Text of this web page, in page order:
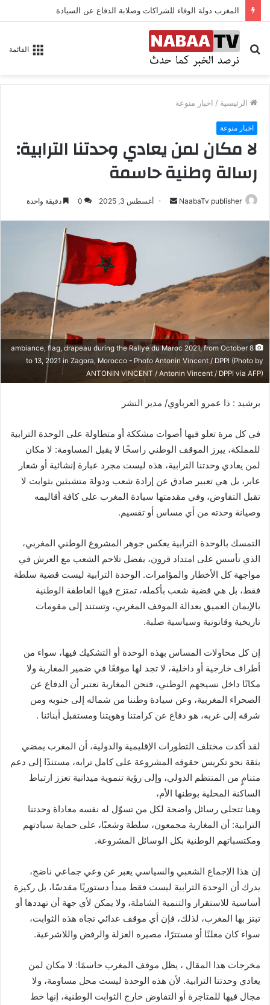
المغرب دولة الوفاء للشراكات وصلابة الدفاع عن السيادة
القائمة
بحث
عن
الرئيسية / اخبار منوعة
اخبار منوعة
لا مكان لمن يعادي وحدتنا الترابية:
رسالة وطنية حاسمة
NaabaTv publisher
ي
د
ا
إ
ل
ك
ت
و
ي
ا
أغسطس 3, 2025 0 دقيقة واحدة
ambiance, flag, drapeau during the Rallye du Maroc 2021, from October 8
to 13, 2021 in Zagora, Morocco - Photo Antonin Vincent / DPPI (Photo by
ANTONIN VINCENT / Antonin Vincent / DPPI via AFP)
برشيد : ذا عمرو العرباوي/ مدير النشر
في كل مرة تعلو فيها أصوات مشككة أو متطاولة على الوحدة الترابية
للمملكة، يبرز الموقف الوطني راسخًا لا يقبل المساومة: لا مكان
لمن يعادي وحدتنا الترابية، هذه ليست مجرد عبارة إنشائية أو شعار
عابر، بل هي تعبير صادق عن إرادة شعب ودولة متشبثين بثوابت لا
تقبل التفاوض، وفي مقدمتها سيادة المغرب على كافة أقاليمه
وصيانة وحدته من أي مساس أو تقسيم.
التمسك بالوحدة الترابية يعكس جوهر المشروع الوطني المغربي،
الذي تأسس على امتداد قرون، بفضل تلاحم الشعب مع العرش في
مواجهة كل الأخطار والمؤامرات. الوحدة الترابية ليست قضية سلطة
فقط، بل هي قضية شعب بأكمله، تمتزج فيها العاطفة الوطنية
بالإيمان العميق بعدالة الموقف المغربي، وتستند إلى مقومات
تاريخية وقانونية وسياسية صلبة.
إن كل محاولات المساس بهذه الوحدة أو التشكيك فيها، سواء من
أطراف خارجية أو داخلية، لا تجد لها موقعًا في ضمير المغاربة ولا
مكانًا داخل نسيجهم الوطني، فنحن المغاربة نعتبر أن الدفاع عن
الصحراء المغربية، وعن سيادة وطننا من شماله إلى جنوبه ومن
شرقه إلى غربه، هو دفاع عن كرامتنا وهويتنا ومستقبل أبنائنا .
لقد أكدت مختلف التطورات الإقليمية والدولية، أن المغرب يمضي
بثقة نحو تكريس حقوقه المشروعة على كامل ترابه، مستندًا إلى دعم
متنامٍ من المنتظم الدولي، وإلى رؤية تنموية ميدانية تعزز ارتباط
الساكنة المحلية بوطنها الأم،
وهنا تتجلى رسائل واضحة لكل من تسوّل له نفسه معاداة وحدتنا
الترابية: أن المغاربة مجمعون، سلطة وشعبًا، على حماية سيادتهم
ومكتسباتهم الوطنية بكل الوسائل المشروعة.
إن هذا الإجماع الشعبي والسياسي يعبر عن وعي جماعي ناضج،
يدرك أن الوحدة الترابية ليست فقط مبدأ دستوريًا مقدسًا، بل ركيزة
أساسية للاستقرار والتنمية الشاملة، ولا يمكن لأي جهة أن تهددها أو
تبتز بها المغرب، لذلك، فإن أي موقف عدائي تجاه هذه الثوابت،
سواء كان معلنًا أو مستترًا، مصيره العزلة والرفض واللاشرعية.
مخرجات هذا المقال ، يظل موقف المغرب حاسمًا: لا مكان لمن
يعادي وحدتنا الترابية. لأن هذه الوحدة ليست محل مساومة، ولا
مجال فيها للمتاجرة أو التفاوض خارج الثوابت الوطنية، إنها خط